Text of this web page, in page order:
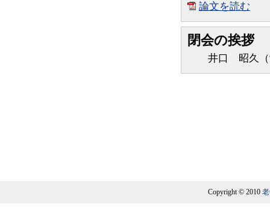
論文を読む
閉会の挨拶
井口 昭久（愛
Copyright © 2010